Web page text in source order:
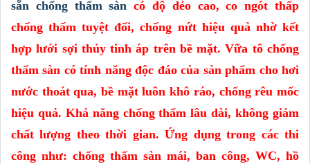
sẵn chống thấm sàn có độ dẻo cao, co ngót thấp
chống thấm tuyệt đối, chống nứt hiệu quả nhờ kết
hợp lưới sợi thủy tinh áp trên bề mặt. Vữa tô chống
thấm sàn có tính năng độc đáo của sản phẩm cho hơi
nước thoát qua, bề mặt luôn khô ráo, chống rêu mốc
hiệu quả. Khả năng chống thấm lâu dài, không giảm
chất lượng theo thời gian. Ứng dụng trong các thi
công như: chống thấm sàn mái, ban công, WC, hồ